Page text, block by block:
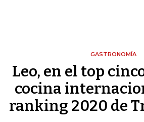
GASTRONOMÍA
Leo, en el top
cocina
ranking 2020 de